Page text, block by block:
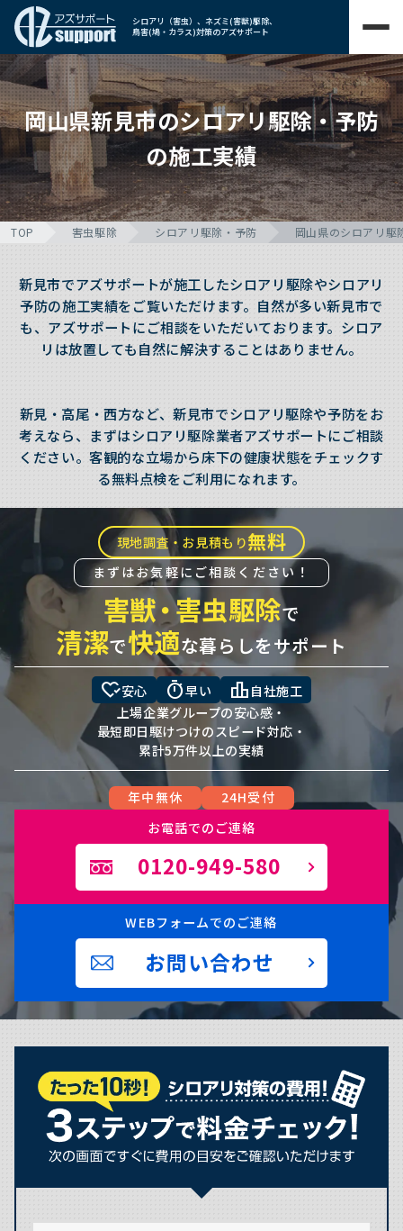
シロアリ（害虫）、ネズミ(害獣)駆除、
鳥害(鳩・カラス)対策のアズサポート
岡山県新見市のシロアリ駆除・予防
の施工実績
TOP 害虫駆除 シロアリ駆除・予防 岡山県のシロアリ駆
新見市でアズサポートが施工したシロアリ駆除やシロアリ
予防の施工実績をご覧いただけます。自然が多い新見市で
も、アズサポートにご相談をいただいております。シロア
リは放置しても自然に解決することはありません。
新見・高尾・西方など、新見市でシロアリ駆除や予防をお
考えなら、まずはシロアリ駆除業者アズサポートにご相談
ください。客観的な立場から床下の健康状態をチェックす
る無料点検をご利用になれます。
現地調査・お見積もり無料
まずはお気軽にご相談ください！
害獣・害虫駆除で
清潔で快適な暮らしをサポート
heart_check安心 timer早い leaderboard 自社施工
上場企業グループの安心感・
最短即日駆けつけのスピード対応・
累計5万件以上の実績
年中無休
24H受付
お電話でのご連絡
0120-949-580
WEBフォームでのご連絡
お問い合わせ